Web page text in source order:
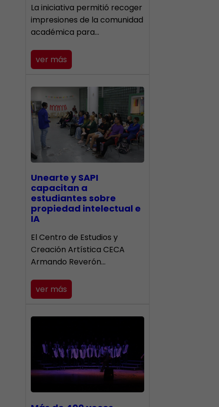
La iniciativa permitió recoger
impresiones de la comunidad
académica para…
ver más
Unearte y SAPI
capacitan a
estudiantes sobre
propiedad intelectual e
IA
El Centro de Estudios y
Creación Artística CECA
Armando Reverón…
ver más